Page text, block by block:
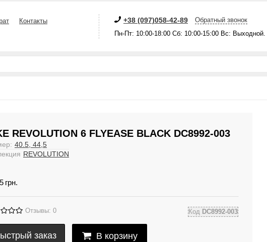
Контакты
+38 (097)058-42-89
Обратный звонок
Пн-Пт: 10:00-18:00 Сб: 10:00-15:00 Вс: Выходной.
REVOLUTION 6 FLYEASE BLACK DC8992-003
40.5, 44,5
REVOLUTION
грн.
Отзывы: 0 Код DC8992-003
заказ В корзину